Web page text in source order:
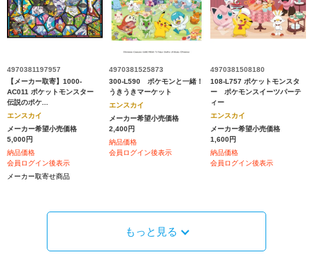
4970381197957
【メーカー取寄】1000-
AC011 ポケットモンスター
伝説のポケ...
エンスカイ
メーカー希望小売価格
5,000円
納品価格
会員ログイン後表示
メーカー取寄せ商品
4970381525873
300-L590 ポケモンと一緒！
うきうきマーケット
エンスカイ
メーカー希望小売価格
2,400円
納品価格
会員ログイン後表示
4970381508180
108-L757 ポケットモンスタ
ー ポケモンスイーツパーテ
ィー
エンスカイ
メーカー希望小売価格
1,600円
納品価格
会員ログイン後表示
もっと見る